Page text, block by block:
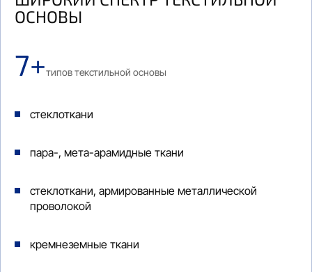
ОСНОВЫ
7+типов текстильной основы
стеклоткани
пара-, мета-арамидные ткани
стеклоткани, армированные металлической
проволокой
кремнеземные ткани